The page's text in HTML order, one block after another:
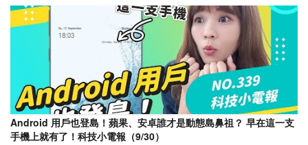
Android 用戶也登島！蘋果、安卓誰才是動態島鼻祖？ 早在這一支
手機上就有了！科技小電報（9/30）